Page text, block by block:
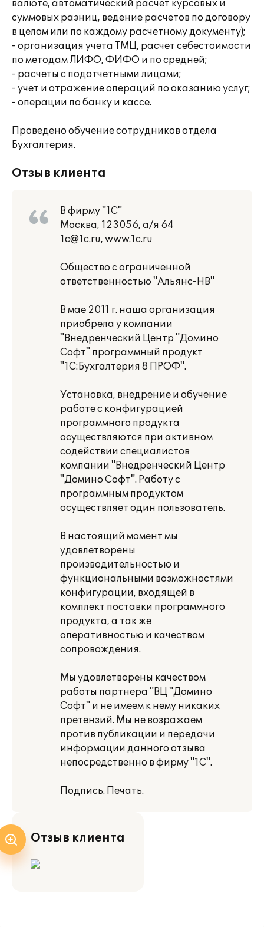
валюте, автоматический расчет курсовых и
суммовых разниц, ведение расчетов по договору
в целом или по каждому расчетному документу);
- организация учета ТМЦ, расчет себестоимости
по методам ЛИФО, ФИФО и по средней;
- расчеты с подотчетными лицами;
- учет и отражение операций по оказанию услуг;
- операции по банку и кассе.
Проведено обучение сотрудников отдела
Бухгалтерия.
Отзыв клиента
В фирму "1С"
Москва, 123056, а/я 64
1c@1c.ru, www.1c.ru
Общество с ограниченной
ответственностью "Альянс-НВ"
В мае 2011 г. наша организация
приобрела у компании
"Внедренческий Центр "Домино
Софт" программный продукт
"1С:Бухгалтерия 8 ПРОФ".
Установка, внедрение и обучение
работе с конфигурацией
программного продукта
осуществляются при активном
содействии специалистов
компании "Внедренческий Центр
"Домино Софт". Работу с
программным продуктом
осуществляет один пользователь.
В настоящий момент мы
удовлетворены
производительностью и
функциональными возможностями
конфигурации, входящей в
комплект поставки программного
продукта, а так же
оперативностью и качеством
сопровождения.
Мы удовлетворены качеством
работы партнера "ВЦ "Домино
Софт" и не имеем к нему никаких
претензий. Мы не возражаем
против публикации и передачи
информации данного отзыва
непосредственно в фирму "1С".
Подпись. Печать.
Отзыв клиента